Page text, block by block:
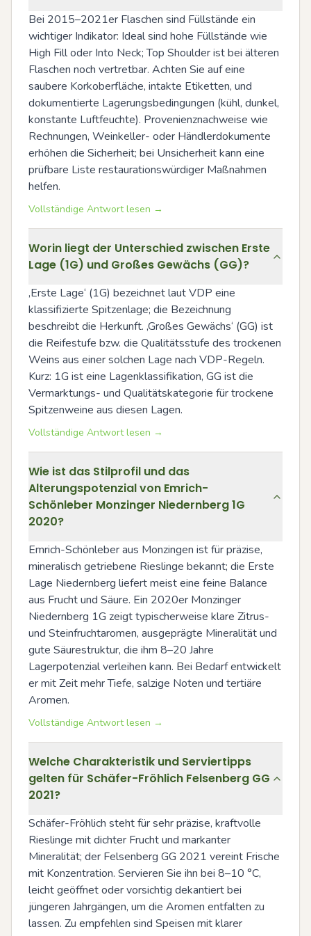
Bei 2015–2021er Flaschen sind Füllstände ein
wichtiger Indikator: Ideal sind hohe Füllstände wie
High Fill oder Into Neck; Top Shoulder ist bei älteren
Flaschen noch vertretbar. Achten Sie auf eine
saubere Korkoberfläche, intakte Etiketten, und
dokumentierte Lagerungsbedingungen (kühl, dunkel,
konstante Luftfeuchte). Provenienznachweise wie
Rechnungen, Weinkeller- oder Händlerdokumente
erhöhen die Sicherheit; bei Unsicherheit kann eine
prüfbare Liste restaurationswürdiger Maßnahmen
helfen.
Vollständige Antwort lesen →
Worin liegt der Unterschied zwischen Erste
Lage (1G) und Großes Gewächs (GG)?
‚Erste Lage‘ (1G) bezeichnet laut VDP eine
klassifizierte Spitzenlage; die Bezeichnung
beschreibt die Herkunft. ‚Großes Gewächs‘ (GG) ist
die Reifestufe bzw. die Qualitätsstufe des trockenen
Weins aus einer solchen Lage nach VDP-Regeln.
Kurz: 1G ist eine Lagenklassifikation, GG ist die
Vermarktungs- und Qualitätskategorie für trockene
Spitzenweine aus diesen Lagen.
Vollständige Antwort lesen →
Wie ist das Stilprofil und das
Alterungspotenzial von Emrich-
Schönleber Monzinger Niedernberg 1G
2020?
Emrich-Schönleber aus Monzingen ist für präzise,
mineralisch getriebene Rieslinge bekannt; die Erste
Lage Niedernberg liefert meist eine feine Balance
aus Frucht und Säure. Ein 2020er Monzinger
Niedernberg 1G zeigt typischerweise klare Zitrus-
und Steinfruchtaromen, ausgeprägte Mineralität und
gute Säurestruktur, die ihm 8–20 Jahre
Lagerpotenzial verleihen kann. Bei Bedarf entwickelt
er mit Zeit mehr Tiefe, salzige Noten und tertiäre
Aromen.
Vollständige Antwort lesen →
Welche Charakteristik und Serviertipps
gelten für Schäfer-Fröhlich Felsenberg GG
2021?
Schäfer-Fröhlich steht für sehr präzise, kraftvolle
Rieslinge mit dichter Frucht und markanter
Mineralität; der Felsenberg GG 2021 vereint Frische
mit Konzentration. Servieren Sie ihn bei 8–10 °C,
leicht geöffnet oder vorsichtig dekantiert bei
jüngeren Jahrgängen, um die Aromen entfalten zu
lassen. Zu empfehlen sind Speisen mit klarer